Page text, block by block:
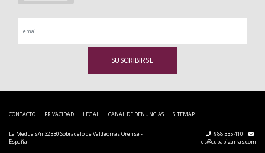
CONTACTO PRIVACIDAD LEGAL CANAL DE DENUNCIAS SITEMAP
La Medua s/n 32330 Sobradelo de Valdeorras Orense -
España
988 335 410
es@cupapizarras.com